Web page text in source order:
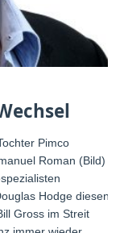
Pimco
Roman (Bild)
Hodge diesen
Gross im Streit